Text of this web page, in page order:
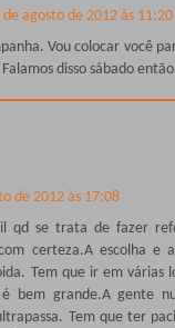
de agosto de 2012 às 11:20
Vou colocar você
disso sábado
de 2012 às 17:08
qd se trata de fazer
certeza.A escolha e
Tem que ir em várias
é bem grande.A gente
Tem que ter